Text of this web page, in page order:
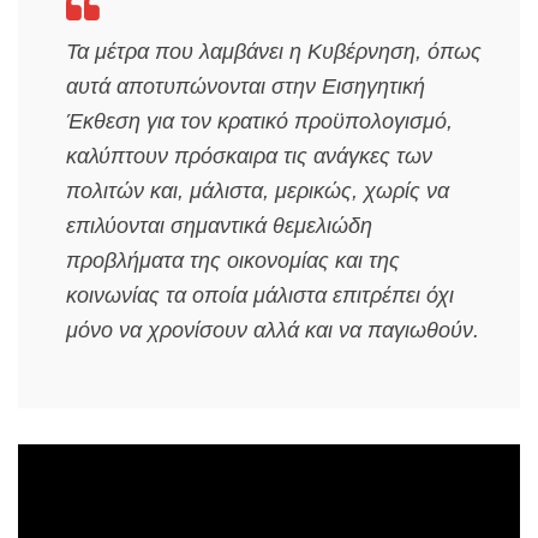
Τα μέτρα που λαμβάνει η Κυβέρνηση, όπως
αυτά αποτυπώνονται στην Εισηγητική
Έκθεση για τον κρατικό προϋπολογισμό,
καλύπτουν πρόσκαιρα τις ανάγκες των
πολιτών και, μάλιστα, μερικώς, χωρίς να
επιλύονται σημαντικά θεμελιώδη
προβλήματα της οικονομίας και της
κοινωνίας τα οποία μάλιστα επιτρέπει όχι
μόνο να χρονίσουν αλλά και να παγιωθούν.